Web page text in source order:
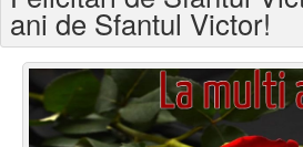
Felicitari zilele anului
Felicitari zile saptamana
ani de Sfantul Victor!